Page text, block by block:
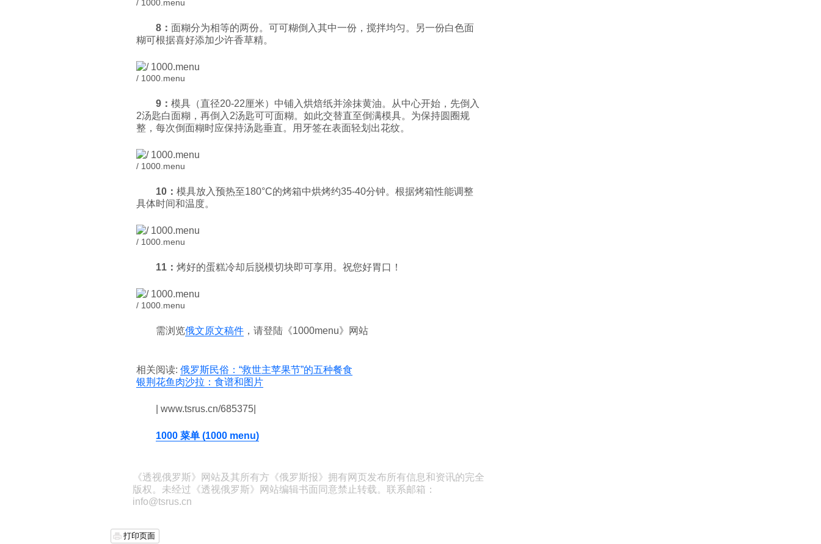
/ 1000.menu
8 ： 面糊分为相等的两份。可可糊倒入其中一份，搅拌均匀。另一份白色面
糊可根据喜好添加少许香草精。
/ 1000.menu
9 ： 模具（直径20-22厘米）中铺入烘焙纸并涂抹黄油。从中心开始，先倒入
2汤匙白面糊，再倒入2汤匙可可面糊。如此交替直至倒满模具。为保持圆圈规
整，每次倒面糊时应保持汤匙垂直。用牙签在表面轻划出花纹。
/ 1000.menu
10 ： 模具放入预热至180°C的烤箱中烘烤约35-40分钟。根据烤箱性能调整
具体时间和温度。
/ 1000.menu
11 ： 烤好的蛋糕冷却后脱模切块即可享用。祝您好胃口！
/ 1000.menu
需浏览俄文原文稿件 ，请登陆《1000menu》网站
相关阅读: 俄罗斯民俗：“救世主苹果节”的五种餐食
银荆花鱼肉沙拉：食谱和图片
| www.tsrus.cn/685375|
1000 菜单 (1000 menu)
《透视俄罗斯》网站及其所有方《俄罗斯报》拥有网页发布所有信息和资讯的完全
版权。未经过《透视俄罗斯》网站编辑书面同意禁止转载。联系邮箱：
info@tsrus.cn
打印页面